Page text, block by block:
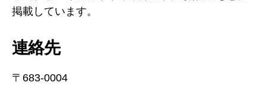
掲載しています。
連絡先
〒683-0004